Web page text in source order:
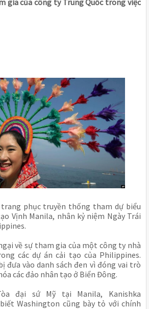
gia của công ty Trung Quốc trong việc
phục truyền thống tham dự biểu
Vịnh Manila, nhân kỷ niệm Ngày Trái
về sự tham gia của một công ty nhà
các dự án cải tạo của Philippines.
đưa vào danh sách đen vì đóng vai trò
các đảo nhân tạo ở Biển Đông.
đại sứ Mỹ tại Manila, Kanishka
biết Washington cũng bày tỏ với chính